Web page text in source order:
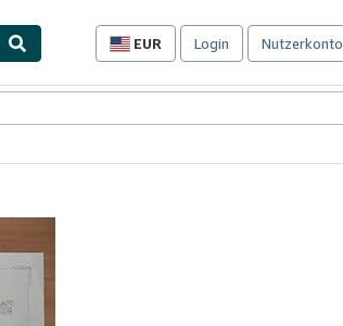
EUR
Seite
Einkaufseinstellungen.
Login Nutzerkonto